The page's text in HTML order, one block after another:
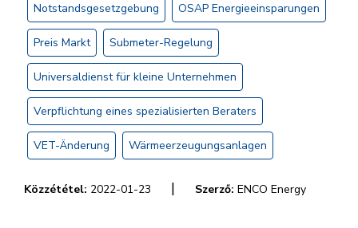
Notstandsgesetzgebung OSAP Energieeinsparungen
Preis Markt Submeter-Regelung
Universaldienst für kleine Unternehmen
Verpflichtung eines spezialisierten Beraters
VET-Änderung Wärmeerzeugungsanlagen
Közzététel: 2022-01-23 | Szerző: ENCO Energy